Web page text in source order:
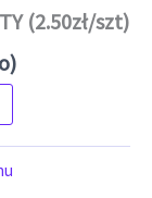
(2.50zł/szt)